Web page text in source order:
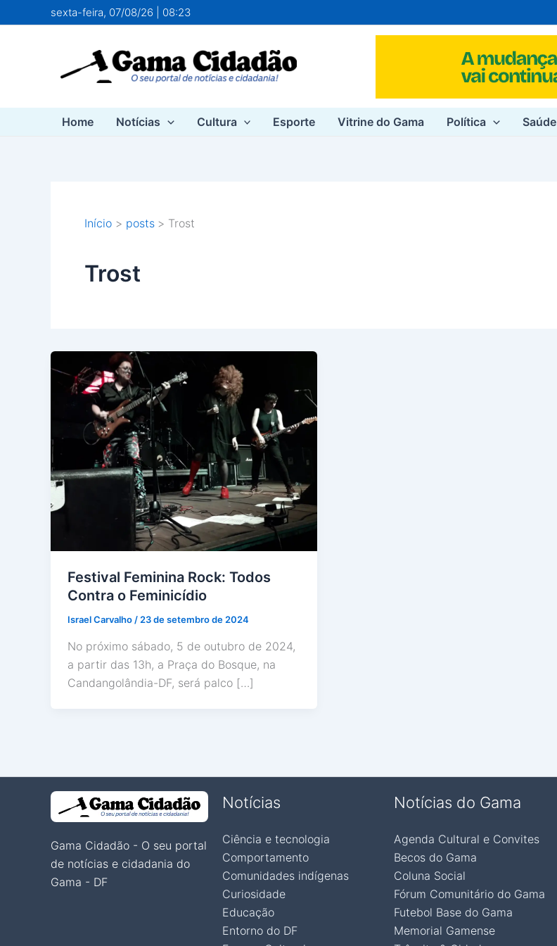
para
sexta-feira, 07/08/26 | 08:23
Home Notícias Cultura Esporte Vitrine do Gama Política Saúde
Início posts Trost
Trost
Festival Feminina Rock: Todos
Contra o Feminicídio
Israel Carvalho / 23 de setembro de 2024
No próximo sábado, 5 de outubro de 2024,
a partir das 13h, a Praça do Bosque, na
Candangolândia-DF, será palco […]
Gama Cidadão - O seu portal
de notícias e cidadania do
Gama - DF
Notícias
Ciência e tecnologia
Comportamento
Comunidades indígenas
Curiosidade
Educação
Entorno do DF
Notícias do Gama
Agenda Cultural e Convites
Becos do Gama
Coluna Social
Fórum Comunitário do Gama
Futebol Base do Gama
Memorial Gamense